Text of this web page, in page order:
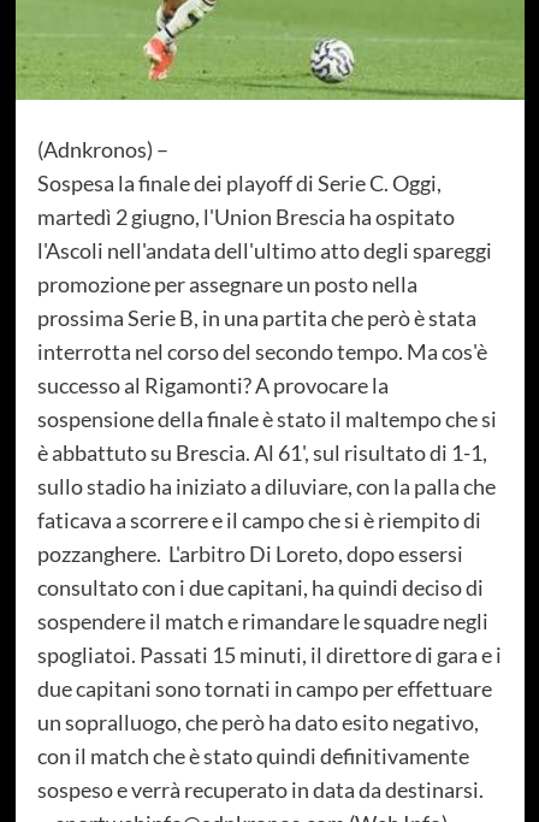
(Adnkronos) –
Sospesa la finale dei playoff di Serie C. Oggi,
martedì 2 giugno, l'Union Brescia ha ospitato
l'Ascoli nell'andata dell'ultimo atto degli spareggi
promozione per assegnare un posto nella
prossima Serie B, in una partita che però è stata
interrotta nel corso del secondo tempo. Ma cos'è
successo al Rigamonti? A provocare la
sospensione della finale è stato il maltempo che si
è abbattuto su Brescia. Al 61', sul risultato di 1-1,
sullo stadio ha iniziato a diluviare, con la palla che
faticava a scorrere e il campo che si è riempito di
pozzanghere. L'arbitro Di Loreto, dopo essersi
consultato con i due capitani, ha quindi deciso di
sospendere il match e rimandare le squadre negli
spogliatoi. Passati 15 minuti, il direttore di gara e i
due capitani sono tornati in campo per effettuare
un sopralluogo, che però ha dato esito negativo,
con il match che è stato quindi definitivamente
sospeso e verrà recuperato in data da destinarsi.